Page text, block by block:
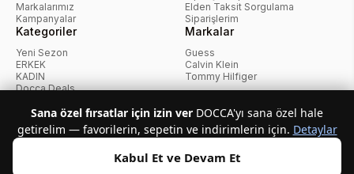
Markalarımız
Kampanyalar
Elden Taksit Sorgulama
Siparişlerim
Kategoriler
Yeni Sezon
ERKEK
KADIN
Docca Deals
Markalar
Guess
Calvin Klein
Tommy Hilfiger
KvKK PolitikasıKullanıcı SözleşmesiMesafeli Satış Sözleşmesi
İptal ve İade PolitikasıÇerez Politikası
Sana özel fırsatlar için izin ver DOCCA'yı sana özel hale
getirelim — favorilerin, sepetin ve indirimlerin için. Detaylar
Kabul Et ve Devam Et